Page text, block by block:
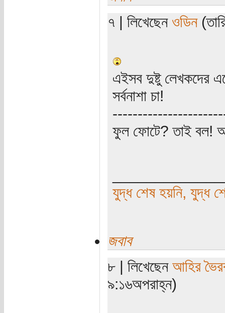
৭ | লিখেছেন ওডিন
এইসব দুষ্টু লেখকদের
সর্বনাশা চা!
ফুল ফোটে? তাই বল!
যুদ্ধ শেষ হয়নি, যুদ্ধ
জবাব
৮ | লিখেছেন আহির
৯:১৬অপরাহ্ন)